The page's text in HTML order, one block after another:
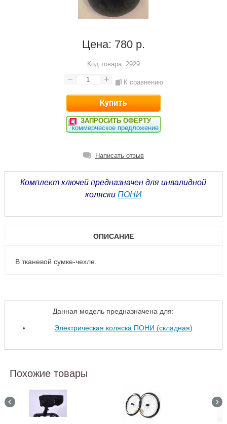
Цена: 780 р.
Код товара: 2929
К сравнению
ЗАПРОСИТЬ ОФЕРТУ
коммерческое предложение
Написать отзыв
Комплект ключей предназначен для инвалидной
коляскиПОНИ
ОПИСАНИЕ
В тканевой сумке-чехле.
Данная модель предназначена для:
Электрическая коляска ПОНИ (складная)
Похожие товары